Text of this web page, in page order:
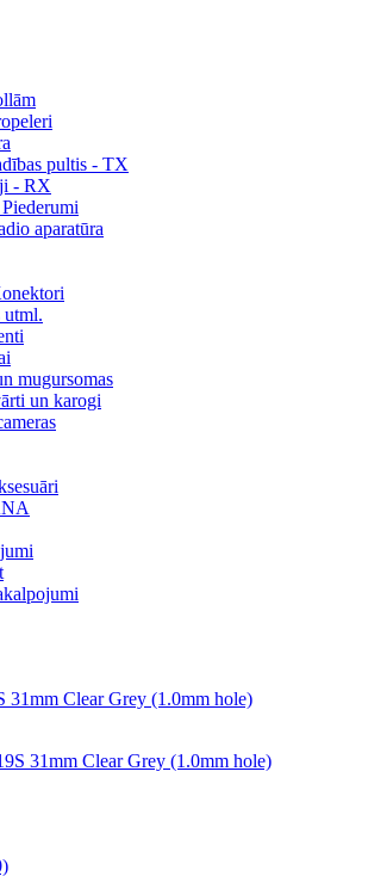
pultis - TX
- RX
aparatūra
utml.
mugursomas
un karogi
31mm Clear Grey (1.0mm hole)